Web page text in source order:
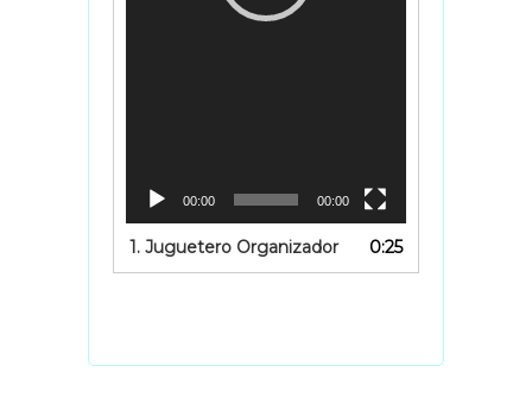
00:00 00:00
1. Juguetero Organizador 0:25